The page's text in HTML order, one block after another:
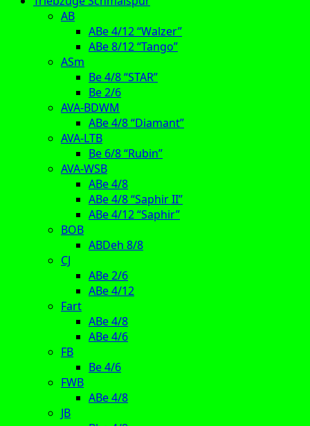
AB
ABe 4/12 “Walzer”
ABe 8/12 “Tango”
ASm
Be 4/8 “STAR”
Be 2/6
AVA-BDWM
ABe 4/8 “Diamant”
AVA-LTB
Be 6/8 “Rubin”
AVA-WSB
ABe 4/8
ABe 4/8 “Saphir II”
ABe 4/12 “Saphir”
BOB
ABDeh 8/8
CJ
ABe 2/6
ABe 4/12
Fart
ABe 4/8
ABe 4/6
FB
Be 4/6
FWB
ABe 4/8
JB